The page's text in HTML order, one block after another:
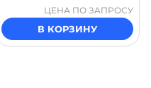
водоснабжения"
ЦЕНА ПО ЗАПРОСУ
В КОРЗИНУ